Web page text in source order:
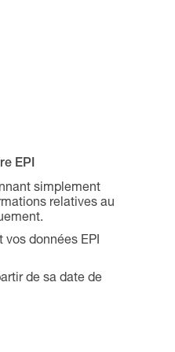
EPI
simplement
relatives au
données EPI
de sa date de